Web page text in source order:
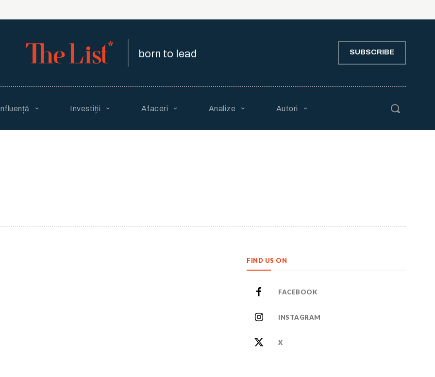
la lumea afacerilor și a ideilor care inspiră.
la lumea afacerilor și a ideilor care inspiră.
born to lead SUBSCRIBE
Investiții Afaceri Analize Autori
FIND US ON
FACEBOOK
INSTAGRAM
X